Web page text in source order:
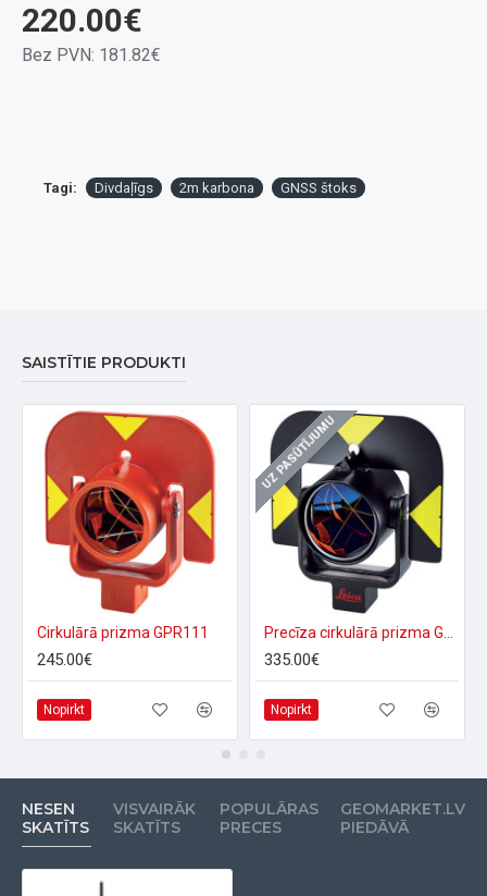
220.00€
Bez PVN: 181.82€
Tagi: Divdaļīgs 2m karbona GNSS štoks
SAISTĪTIE PRODUKTI
Cirkulārā prizma GPR111
245.00€
Nopirkt
UZ PASŪTĪJUMU
335.00€
Nopirkt
NESEN
SKATĪTS
VISVAIRĀK
SKATĪTS
POPULĀRAS
PRECES
GEOMARKET.LV
PIEDĀVĀ